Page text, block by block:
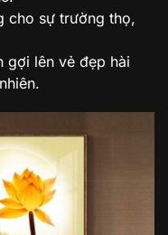
cho sự trường thọ,
gợi lên vẻ đẹp hài